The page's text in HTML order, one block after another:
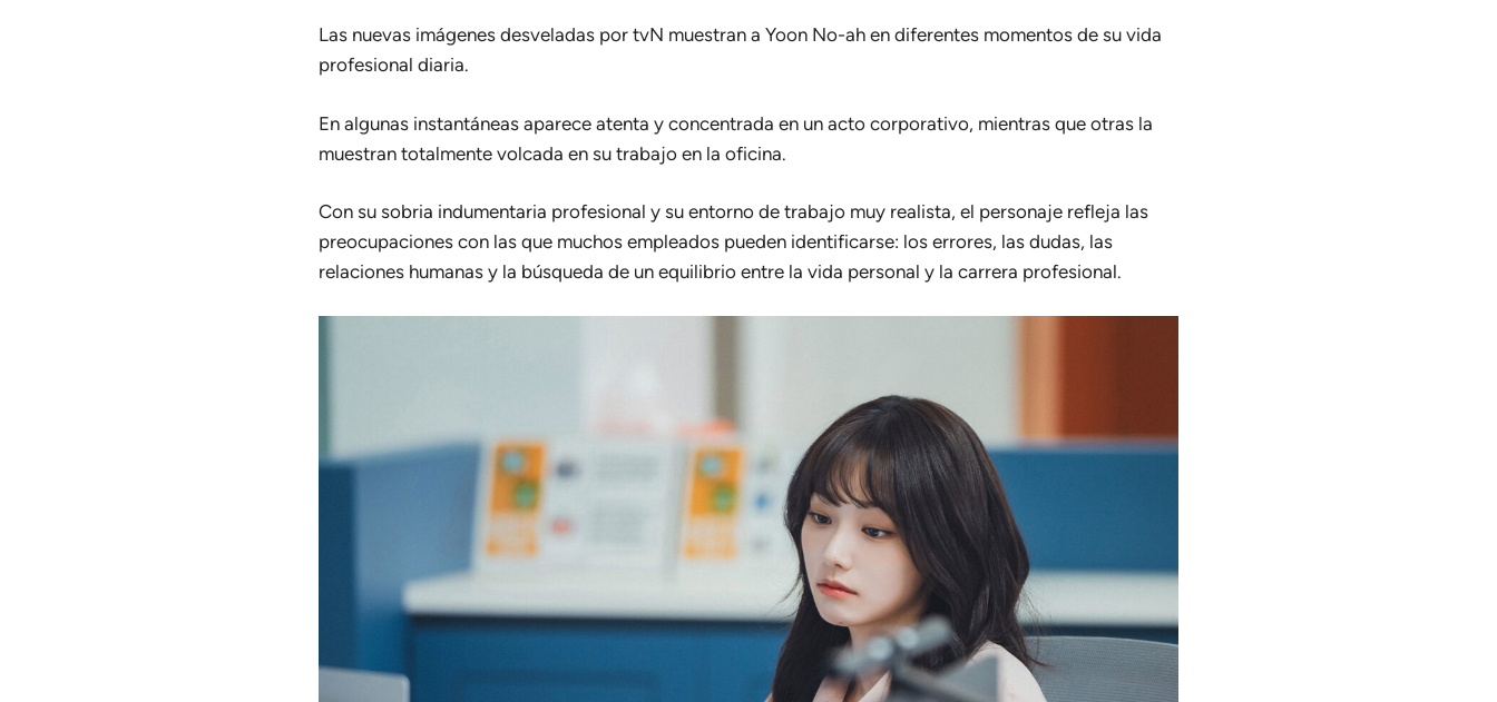
Las nuevas imágenes desveladas por tvN muestran a Yoon No-ah en diferentes momentos de su vida
profesional diaria.
En algunas instantáneas aparece atenta y concentrada en un acto corporativo, mientras que otras la
muestran totalmente volcada en su trabajo en la oficina.
Con su sobria indumentaria profesional y su entorno de trabajo muy realista, el personaje refleja las
preocupaciones con las que muchos empleados pueden identificarse: los errores, las dudas, las
relaciones humanas y la búsqueda de un equilibrio entre la vida personal y la carrera profesional.